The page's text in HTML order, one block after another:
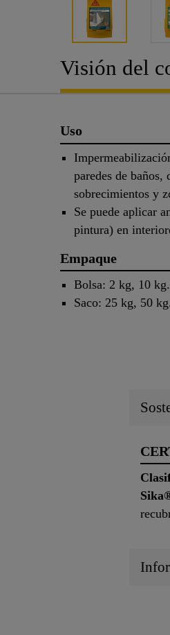
Visión del
Uso
paredes de baños,
sobrecimientos y
Se puede aplicar
pintura) en
Empaque
Bolsa: 2 kg, 10 kg.
Saco: 25 kg, 50 kg.